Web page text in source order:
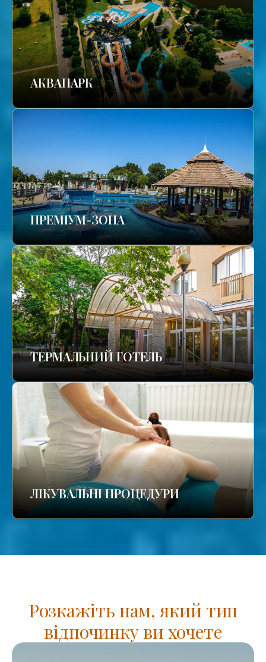
АКВАПАРК
ПРЕМІУМ-ЗОНА
ТЕРМАЛЬНИЙ ГОТЕЛЬ
ЛІКУВАЛЬНІ ПРОЦЕДУРИ
Розкажіть нам, який тип
відпочинку ви хочете